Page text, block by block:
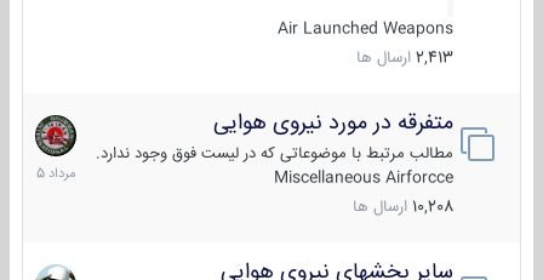
Air Launched Weapons
2,413 ارسال ها
متفرقه در مورد نیروی هوایی
مطالب مرتبط با موضوعاتی که در لیست فوق وجود ندارد.
Miscellaneous Airforcce
10,208 ارسال ها
7
مرداد
1405
سایر بخشهای نیروی هوایی
2